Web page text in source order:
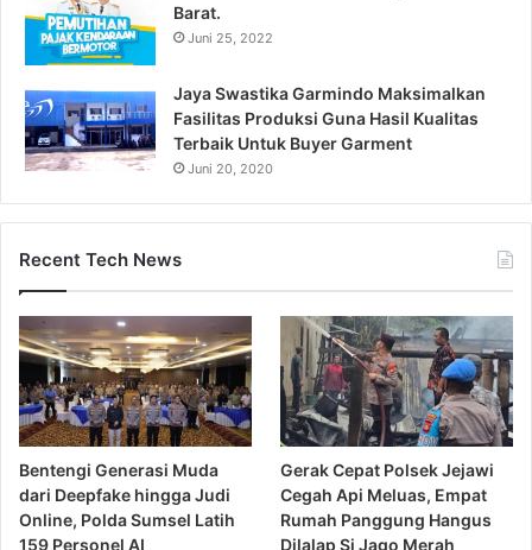
Barat.
Juni 25, 2022
Jaya Swastika Garmindo Maksimalkan
Fasilitas Produksi Guna Hasil Kualitas
Terbaik Untuk Buyer Garment
Juni 20, 2020
Recent Tech News
Bentengi Generasi Muda
dari Deepfake hingga Judi
Online, Polda Sumsel Latih
159 Personel AI
Gerak Cepat Polsek Jejawi
Cegah Api Meluas, Empat
Rumah Panggung Hangus
Dilalap Si Jago Merah